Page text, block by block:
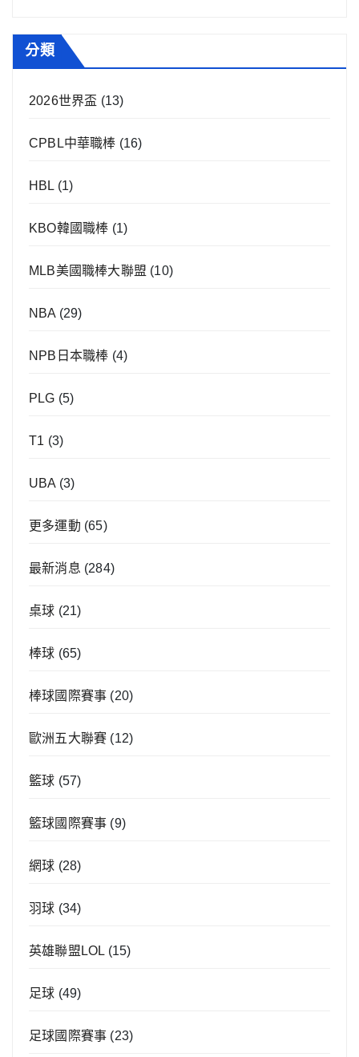
分類
2026世界盃 (13)
CPBL中華職棒 (16)
HBL (1)
KBO韓國職棒 (1)
MLB美國職棒大聯盟 (10)
NBA (29)
NPB日本職棒 (4)
PLG (5)
T1 (3)
UBA (3)
更多運動 (65)
最新消息 (284)
桌球 (21)
棒球 (65)
棒球國際賽事 (20)
歐洲五大聯賽 (12)
籃球 (57)
籃球國際賽事 (9)
網球 (28)
羽球 (34)
英雄聯盟LOL (15)
足球 (49)
足球國際賽事 (23)